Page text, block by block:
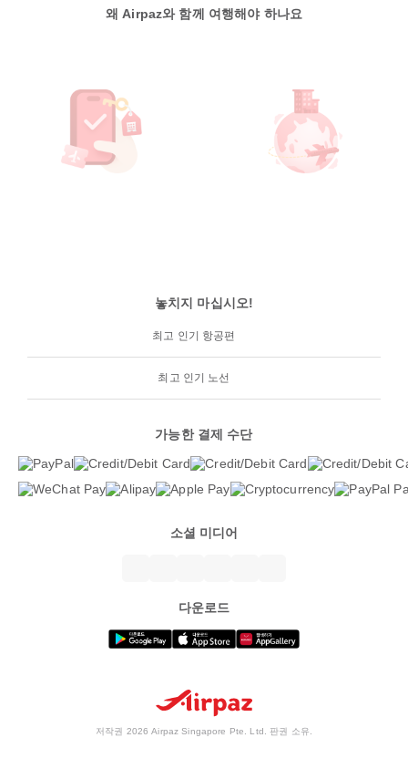
왜 Airpaz와 함께 여행해야 하나요
놓치지 마십시오!
최고 인기 항공편
최고 인기 노선
가능한 결제 수단
소셜 미디어
다운로드
저작권 2026 Airpaz Singapore Pte. Ltd. 판권 소유.